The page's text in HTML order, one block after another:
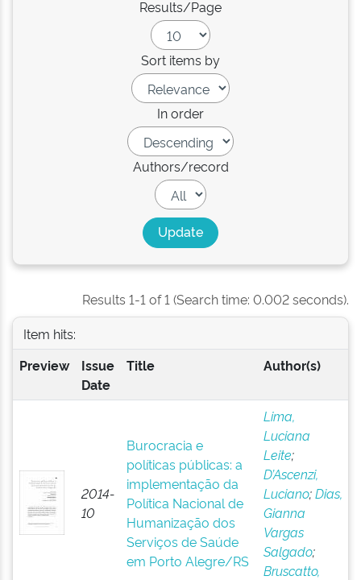
Results/Page
Sort items by
In order
Authors/record
Results 1-1 of 1 (Search time: 0.002 seconds).
Item hits:
Preview
Issue
Date
Title Author(s)
2014-
10
Burocracia e
políticas públicas: a
implementação da
Política Nacional de
Humanização dos
Serviços de Saúde
em Porto Alegre/RS
Lima,
Luciana
Leite;
D’Ascenzi,
Luciano;Dias,
Gianna
Vargas
Salgado;
Bruscatto,